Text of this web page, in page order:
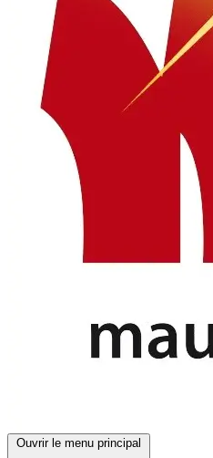
Ouvrir le menu principal